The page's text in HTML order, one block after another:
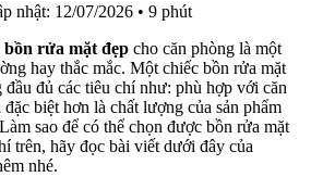
nhật: 12/07/2026 • 9 phút
bồn rửa mặt đẹp cho căn phòng là một
hay thắc mắc. Một chiếc bồn rửa mặt
đủ các tiêu chí như: phù hợp với căn
biệt hơn là chất lượng của sản phẩm
sao để có thể chọn được bồn rửa mặt
trên, hãy đọc bài viết dưới đây của
nhé.